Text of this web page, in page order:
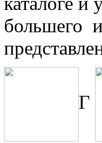
большего
Г